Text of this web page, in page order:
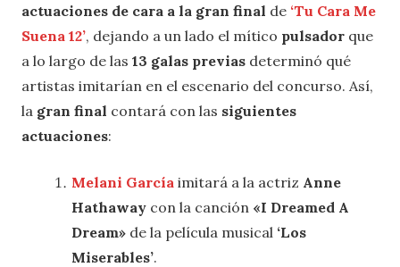
actuaciones de cara a la gran final de ‘Tu Cara Me
Suena 12’, dejando a un lado el mítico pulsador que
a lo largo de las 13 galas previas determinó qué
artistas imitarían en el escenario del concurso. Así,
la gran final contará con las siguientes
actuaciones:
Melani García imitará a la actriz Anne
Hathaway con la canción «I Dreamed A
Dream» de la película musical ‘Los
Miserables’.